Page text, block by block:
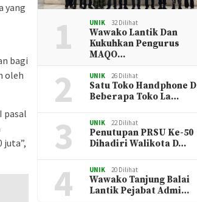
yang
bagi
oleh
pasal
juta”,
1 UNIK 32 Dilihat
Wawako Lantik Dan
Kukuhkan Pengurus
MAQO…
2 UNIK 26 Dilihat
Satu Toko Handphone
Beberapa Toko La…
3 UNIK 22 Dilihat
Penutupan PRSU Ke-50
Dihadiri Walikota D…
4 UNIK 20 Dilihat
Wawako Tanjung Balai
Lantik Pejabat Admi…